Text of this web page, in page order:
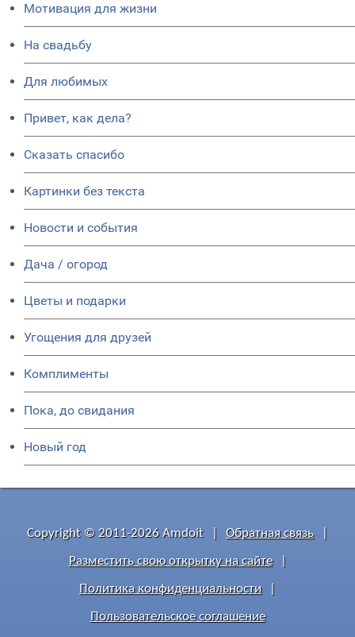
Мотивация для жизни
На свадьбу
Для любимых
Привет, как дела?
Сказать спасибо
Картинки без текста
Новости и события
Дача / огород
Цветы и подарки
Угощения для друзей
Комплименты
Пока, до свидания
Новый год
Copyright © 2011-2026 Amdoit Обратная связь
Разместить свою открытку на сайте
Политика конфиденциальности
Пользовательское соглашение